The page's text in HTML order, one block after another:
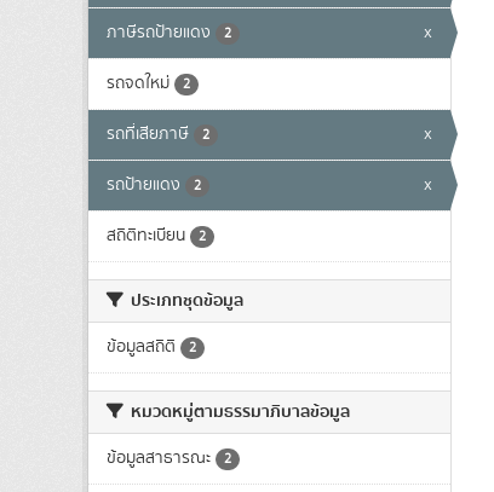
ภาษีรถป้ายแดง 2 x
รถจดใหม่ 2
รถที่เสียภาษี 2 x
รถป้ายแดง 2 x
สถิติทะเบียน 2
ประเภทชุดข้อมูล
ข้อมูลสถิติ 2
หมวดหมู่ตามธรรมาภิบาลข้อมูล
ข้อมูลสาธารณะ 2